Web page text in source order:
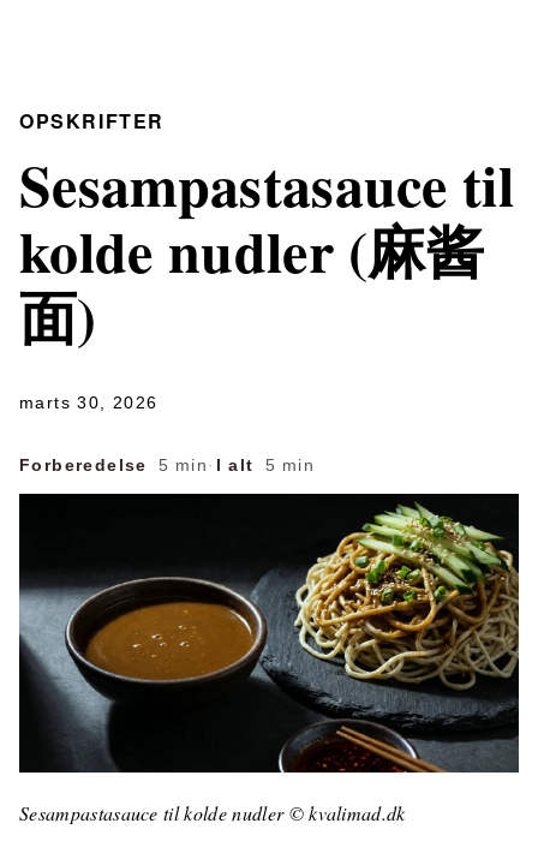
OPSKRIFTER
Sesampastasauce til
kolde nudler (麻酱
面)
marts 30, 2026
Forberedelse 5 min · I alt 5 min
Sesampastasauce til kolde nudler © kvalimad.dk